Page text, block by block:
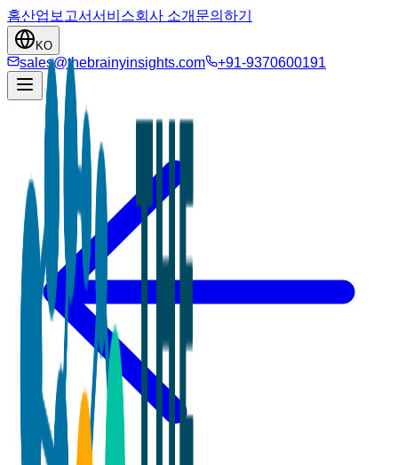
홈산업 보고서서비스회사 소개 문의하기
KO
sales@thebrainyinsights.com +91-9370600191